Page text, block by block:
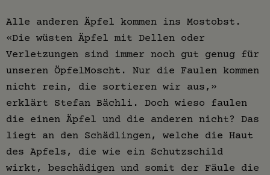
Alle anderen Äpfel kommen ins Mostobst.
«Die wüsten Äpfel mit Dellen oder
Verletzungen sind immer noch gut genug für
unseren ÖpfelMoscht. Nur die Faulen kommen
nicht rein, die sortieren wir aus,»
erklärt Stefan Bächli. Doch wieso faulen
die einen Äpfel und die anderen nicht? Das
liegt an den Schädlingen, welche die Haut
des Apfels, die wie ein Schutzschild
wirkt, beschädigen und somit der Fäule die